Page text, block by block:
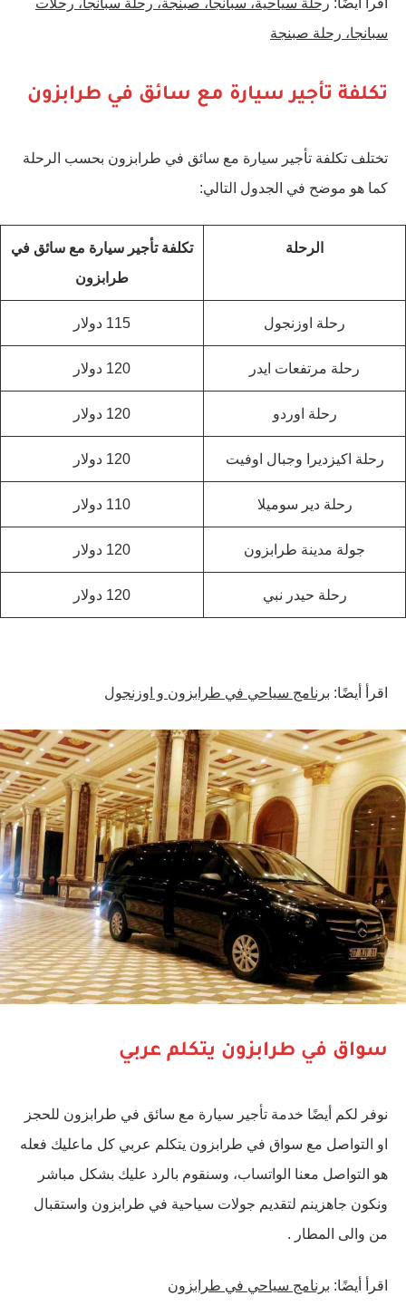
اقرأ أيضًا: رحلة سياحية، سبانجا، صبنجة، رحلة سبانجا، رحلات
سبانجا، رحلة صبنجة
تكلفة تأجير سيارة مع سائق في طرابزون
تختلف تكلفة تأجير سيارة مع سائق في طرابزون بحسب الرحلة
كما هو موضح في الجدول التالي:
الرحلة
تكلفة تأجير سيارة مع سائق في
طرابزون
رحلة اوزنجول 115 دولار
رحلة مرتفعات ايدر 120 دولار
رحلة اوردو 120 دولار
رحلة اكيزديرا وجبال اوفيت 120 دولار
رحلة دير سوميلا 110 دولار
جولة مدينة طرابزون 120 دولار
رحلة حيدر نبي 120 دولار
اقرأ أيضًا: برنامج سياحي في طرابزون و اوزنجول
سواق في طرابزون يتكلم عربي
نوفر لكم أيضًا خدمة تأجير سيارة مع سائق في طرابزون للحجز
او التواصل مع سواق في طرابزون يتكلم عربي كل ماعليك فعله
هو التواصل معنا الواتساب، وسنقوم بالرد عليك بشكل مباشر
ونكون جاهزينم لتقديم جولات سياحية في طرابزون واستقبال
من والى المطار .
اقرأ أيضًا: برنامج سياحي في طرابزون